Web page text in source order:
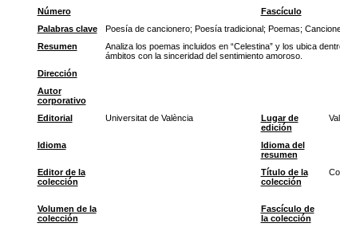
Número
Fascículo
Palabras clave
Poesía de cancionero; Poesía tradicional; Poemas;
Resumen
Analiza los poemas incluidos en “Celestina” y los ubica
ámbitos con la sinceridad del sentimiento amoroso.
Dirección
Autor
corporativo
Editorial Universitat de València
Lugar de
edición
Idioma
Idioma del
resumen
Editor de la
colección
Título de la
colección
Volumen de la
colección
Fascículo de
la colección